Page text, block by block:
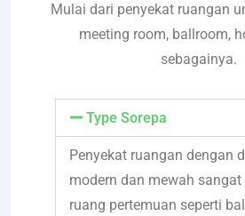
Mulai dari penyekat ruangan
meeting room, ballroom,
sebagainya.
Type Sorepa
Penyekat ruangan dengan
modern dan mewah
ruang pertemuan seperti